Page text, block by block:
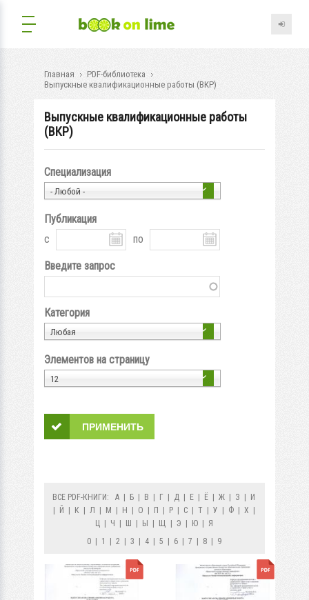
Главная
PDF-библиотека
Выпускные квалификационные работы (ВКР)
Выпускные квалификационные работы
(ВКР)
Специализация
- Любой -
Публикация
с
по
Введите запрос
Категория
Любая
Элементов на страницу
12
ВСЕ PDF-КНИГИ: А Б В Г Д Е Ё Ж З
И
Й К Л М Н О П Р С Т У Ф Х
Ц
Ч Ш Ы Щ Э Ю
Я
0
1 2 3 4 5 6 7 8 9